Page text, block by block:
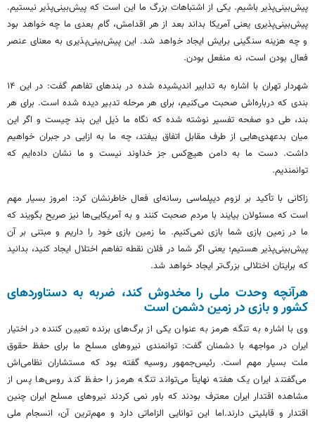
پیش‌بینی‌پذیر باشیم. یکی از اشتباهات بزرگ ما این است که پیش‌بینی‌پذیر نیستیم.
پیش‌بینی‌پذیری یعنی آمریکا بداند بعد از هر اقدامش، گام بعدی ما چه خواهد بود
و چه هزینه سنگینی برایش ایجاد خواهد شد. این پیش‌بینی‌پذیری به معنای عنصر
فعال بودن است، نه منفعل بودن.
شهردار تهران با اشاره به تدابیر اندیشیده شده در بندهای تفاهم گفت: در این ۱۴
بندی که درباره‌اش صحبت می‌کنیم، برای هر مرحله تدبیر دیده شده است. برای هر
بند، طی دو صفحه تفسیر نوشته شده که نگاه ما ذیل این بند چیست و اگر این
میان بدعهدی‌هایی از طرف مقابل اتفاق بیفتد، چه ما به ازایی در جبران خواهیم
داشت. دست ما به دامن هیچ‌کس جز خداوند نیست و ما نشان داده‌ایم که
توانمندیم.
زاکانی با تأکید بر لزوم دیپلماسی رسانه‌ای فعال خاطرنشان کرد: امروز بسیار مهم
است که مسئولان بیایند با مردم صحبت کنند و به آمریکایی‌ها نیز صریح بگویند که
ما در زمین بازی شما بازی نمی‌کنیم. ما زمین بازی خود را داریم و مبتنی بر آن
پیش‌بینی‌پذیر هستیم؛ یعنی اگر شما در فلان نقطه تفاهم اختلال ایجاد کنید، بدانید
که برایتان اختلالی بزرگ‌تر ایجاد خواهد شد.
هرآنچه وحدت ملی را مخدوش کند، ضربه به دستاوردهای
کشور و بازی در زمین دشمن است
وی با اشاره به تنگه هرمز به عنوان یکی از برگ‌های برنده تعیین کننده در اختیار
ایران در مواجهه با دشمنان گفت: توانمندی نیروهای مسلح ما برای حفظ حقوق
ملت بسیار مهم است. رئیس‌جمهور روسیه گفته بود که مستشاران نظامی‌اش
می‌گفتند ایران یک هفته نهایتاً می‌تواند تنگه هرمز را حفظ کند روس‌ها پس از
مشاهده اقتدار ایران معترف بودند که باور نمی کردند نیروهای مسلح ایران چنین
اقتدار و قابلیتی دارند.اما این توانایی الزاماتی دارد و مهم‌ترین آن، انسجام ملی